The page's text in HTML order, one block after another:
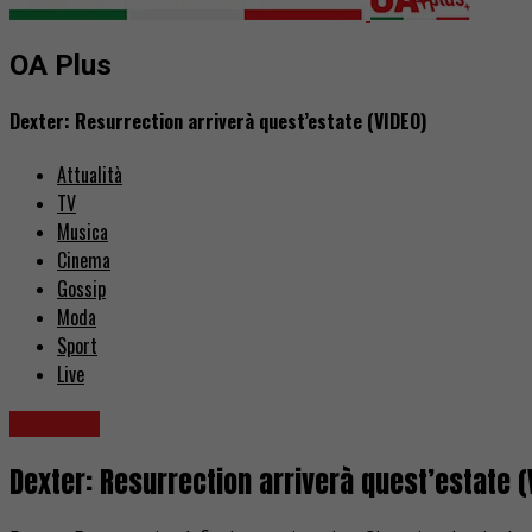
OA Plus
Dexter: Resurrection arriverà quest’estate (VIDEO)
Attualità
TV
Musica
Cinema
Gossip
Moda
Sport
Live
Dexter: Resurrection arriverà quest’estate